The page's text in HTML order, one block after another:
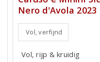
Nero d'Avola 2023
Vol, verfijnd
Vol, rijp & kruidig